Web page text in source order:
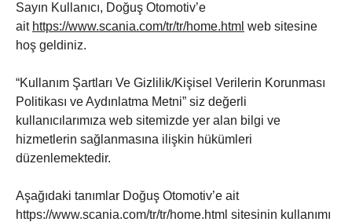
Sayın Kullanıcı, Doğuş Otomotiv’e
ait https://www.scania.com/tr/tr/home.html web sitesine
hoş geldiniz.
“Kullanım Şartları Ve Gizlilik/Kişisel Verilerin Korunması
Politikası ve Aydınlatma Metni” siz değerli
kullanıcılarımıza web sitemizde yer alan bilgi ve
hizmetlerin sağlanmasına ilişkin hükümleri
düzenlemektedir.
Aşağıdaki tanımlar Doğuş Otomotiv’e ait
https://www.scania.com/tr/tr/home.html sitesinin kullanımı